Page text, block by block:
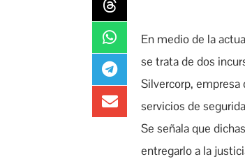
En medio de la
se trata de dos
Silvercorp, empresa
servicios de
Se señala que
entregarlo a la